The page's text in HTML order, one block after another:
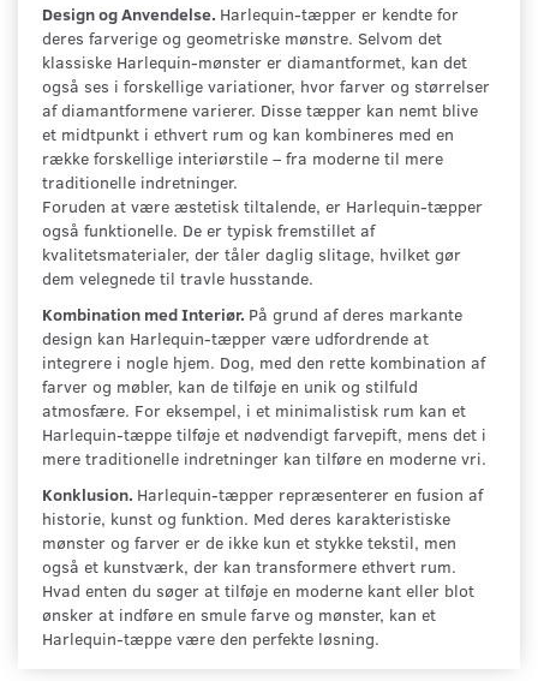
Design og Anvendelse. Harlequin-tæpper er kendte for
deres farverige og geometriske mønstre. Selvom det
klassiske Harlequin-mønster er diamantformet, kan det
også ses i forskellige variationer, hvor farver og størrelser
af diamantformene varierer. Disse tæpper kan nemt blive
et midtpunkt i ethvert rum og kan kombineres med en
række forskellige interiørstile – fra moderne til mere
traditionelle indretninger.
Foruden at være æstetisk tiltalende, er Harlequin-tæpper
også funktionelle. De er typisk fremstillet af
kvalitetsmaterialer, der tåler daglig slitage, hvilket gør
dem velegnede til travle husstande.
Kombination med Interiør. På grund af deres markante
design kan Harlequin-tæpper være udfordrende at
integrere i nogle hjem. Dog, med den rette kombination af
farver og møbler, kan de tilføje en unik og stilfuld
atmosfære. For eksempel, i et minimalistisk rum kan et
Harlequin-tæppe tilføje et nødvendigt farvepift, mens det i
mere traditionelle indretninger kan tilføre en moderne vri.
Konklusion. Harlequin-tæpper repræsenterer en fusion af
historie, kunst og funktion. Med deres karakteristiske
mønster og farver er de ikke kun et stykke tekstil, men
også et kunstværk, der kan transformere ethvert rum.
Hvad enten du søger at tilføje en moderne kant eller blot
ønsker at indføre en smule farve og mønster, kan et
Harlequin-tæppe være den perfekte løsning.